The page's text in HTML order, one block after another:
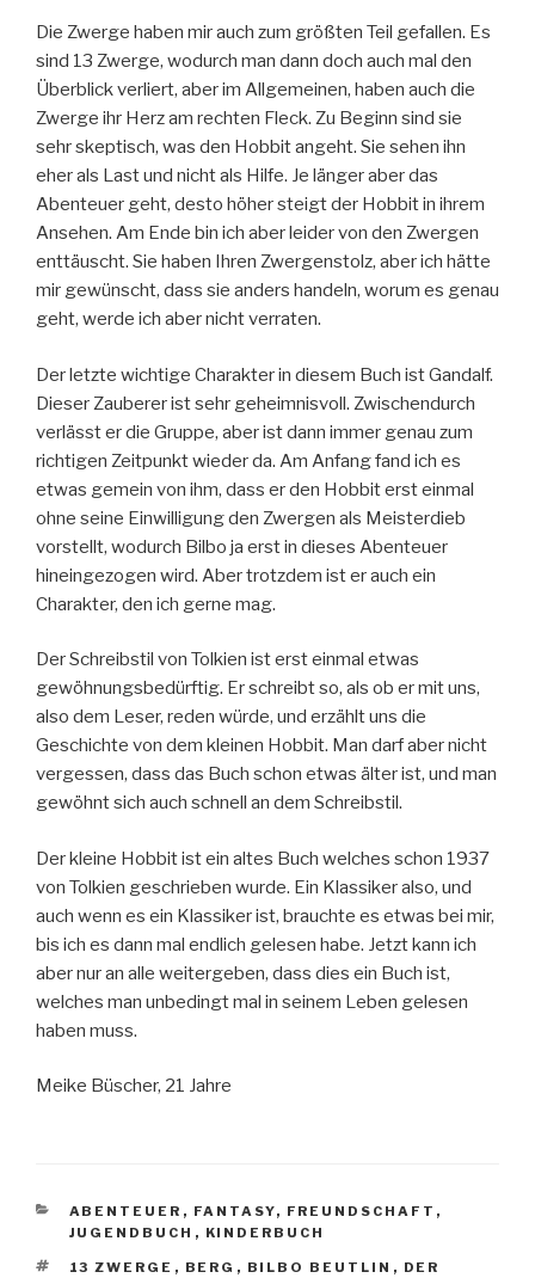
Die Zwerge haben mir auch zum größten Teil gefallen. Es
sind 13 Zwerge, wodurch man dann doch auch mal den
Überblick verliert, aber im Allgemeinen, haben auch die
Zwerge ihr Herz am rechten Fleck. Zu Beginn sind sie
sehr skeptisch, was den Hobbit angeht. Sie sehen ihn
eher als Last und nicht als Hilfe. Je länger aber das
Abenteuer geht, desto höher steigt der Hobbit in ihrem
Ansehen. Am Ende bin ich aber leider von den Zwergen
enttäuscht. Sie haben Ihren Zwergenstolz, aber ich hätte
mir gewünscht, dass sie anders handeln, worum es genau
geht, werde ich aber nicht verraten.
Der letzte wichtige Charakter in diesem Buch ist Gandalf.
Dieser Zauberer ist sehr geheimnisvoll. Zwischendurch
verlässt er die Gruppe, aber ist dann immer genau zum
richtigen Zeitpunkt wieder da. Am Anfang fand ich es
etwas gemein von ihm, dass er den Hobbit erst einmal
ohne seine Einwilligung den Zwergen als Meisterdieb
vorstellt, wodurch Bilbo ja erst in dieses Abenteuer
hineingezogen wird. Aber trotzdem ist er auch ein
Charakter, den ich gerne mag.
Der Schreibstil von Tolkien ist erst einmal etwas
gewöhnungsbedürftig. Er schreibt so, als ob er mit uns,
also dem Leser, reden würde, und erzählt uns die
Geschichte von dem kleinen Hobbit. Man darf aber nicht
vergessen, dass das Buch schon etwas älter ist, und man
gewöhnt sich auch schnell an dem Schreibstil.
Der kleine Hobbit ist ein altes Buch welches schon 1937
von Tolkien geschrieben wurde. Ein Klassiker also, und
auch wenn es ein Klassiker ist, brauchte es etwas bei mir,
bis ich es dann mal endlich gelesen habe. Jetzt kann ich
aber nur an alle weitergeben, dass dies ein Buch ist,
welches man unbedingt mal in seinem Leben gelesen
haben muss.
Meike Büscher, 21 Jahre
KATEGORIEN
ABENTEUER , FANTASY, FREUNDSCHAFT ,
JUGENDBUCH , KINDERBUCH
SCHLAGWÖRTER
13 ZWERGE , BERG , BILBO BEUTLIN , DER